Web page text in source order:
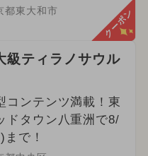
都東大和市 クーポン
級ティラノサウル
コンテンツ満載！東
ドタウン八重洲で8/
で！